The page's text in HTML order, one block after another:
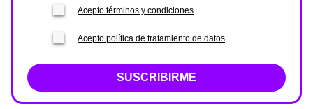
Acepto términos y condiciones
Acepto política de tratamiento de datos
SUSCRIBIRME